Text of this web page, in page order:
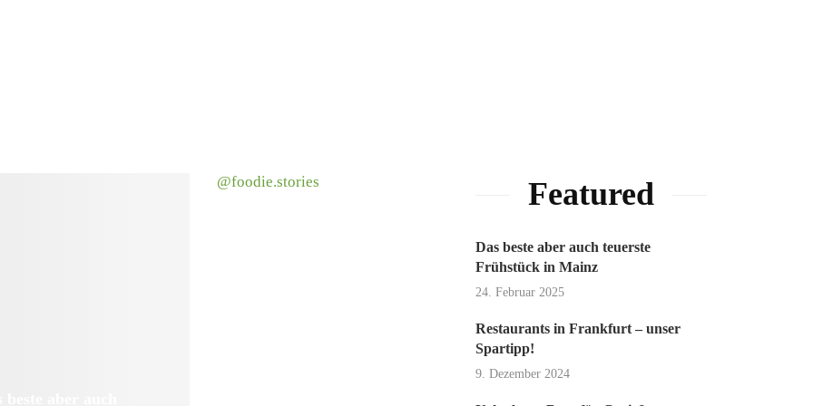
@foodie.stories Featured
Das beste aber auch teuerste
Frühstück in Mainz
24. Februar 2025
Restaurants in Frankfurt – unser
Spartipp!
9. Dezember 2024